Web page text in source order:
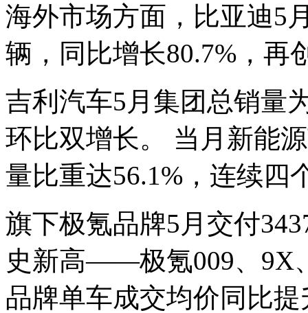
海外市场方面，比亚迪5
辆，同比增长80.7%，再
吉利汽车5月集团总销量
环比双增长。 当月新能
量比重达56.1%，连续四
旗下极氪品牌5月交付
史新高——极氪009、9X
品牌单车成交均价同比